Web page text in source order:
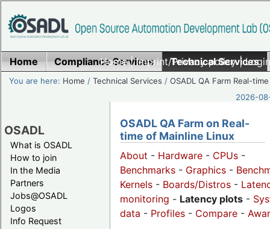
Home|Imprint/Privacy policy|
Home Compliance Services Technical Services
You are here: Home /Technical Services /OSADL QA Farm Real-time
2026-
OSADL
What is OSADL
How to join
In the Media
Partners
Jobs@OSADL
Logos
Info Request
OSADL QA Farm on Real-
time of Mainline Linux
About - Hardware - CPUs -
Benchmarks - Graphics -
Kernels - Boards/Distros -
monitoring - Latency plots -
data - Profiles - Compare -